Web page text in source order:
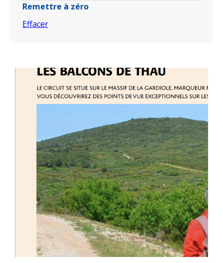
Remettre à zéro
Effacer